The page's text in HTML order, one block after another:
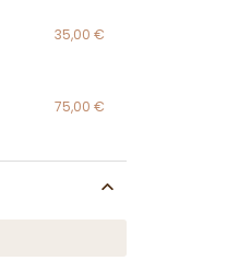
35,00 €
75,00 €